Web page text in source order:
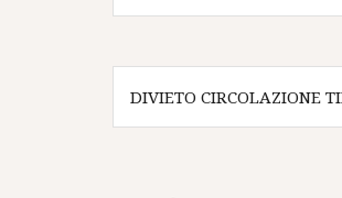
Navigazione
articoli
DIVIETO CIRCOLAZIONE